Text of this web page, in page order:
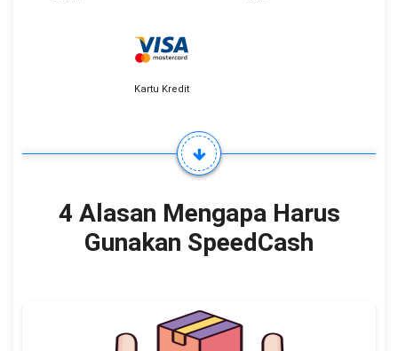
Kartu Kredit
4 Alasan Mengapa Harus
Gunakan SpeedCash